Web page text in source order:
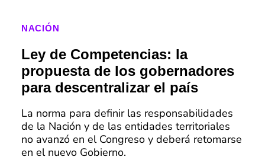
NACIÓN
Ley de Competencias: la
propuesta de los gobernadores
para descentralizar el país
La norma para definir las responsabilidades
de la Nación y de las entidades territoriales
no avanzó en el Congreso y deberá retomarse
en el nuevo Gobierno.